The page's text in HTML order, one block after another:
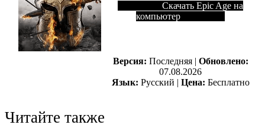
Скачать Epic Age на
компьютер
Версия: Последняя | Обновлено:
07.08.2026
Язык: Русский | Цена: Бесплатно
Читайте также